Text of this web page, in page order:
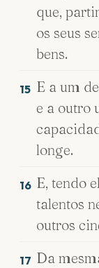
que,
os seus
bens.
15 E a um
e a outro
longe.
16 E, tendo
talentos
outros
17 Da